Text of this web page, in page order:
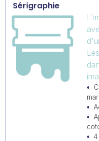
Sérigraphie
4